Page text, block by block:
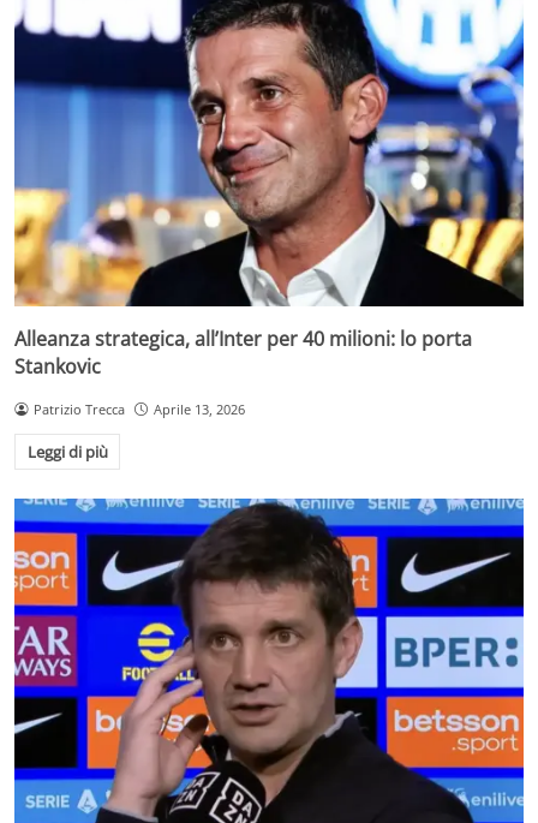
Alleanza strategica, all’Inter per 40 milioni: lo porta
Stankovic
Patrizio Trecca Aprile 13, 2026
Leggi di più